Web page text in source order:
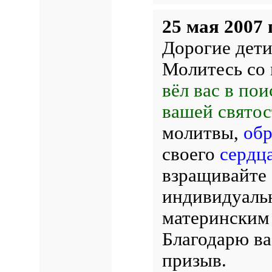
25 мая 2007
Дорогие
Молитесь
вёл вас в
вашей
молитвы,
своего
Благодарю
призыв.